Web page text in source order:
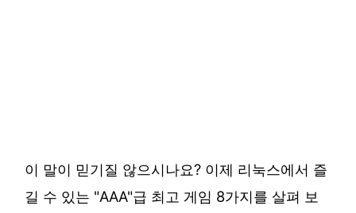
이 말이 믿기질 않으시나요? 이제 리눅스에서 즐
길 수 있는 "AAA"급 최고 게임 8가지를 살펴 보